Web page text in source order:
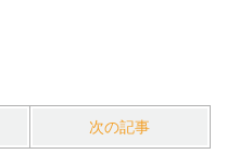
次の記事